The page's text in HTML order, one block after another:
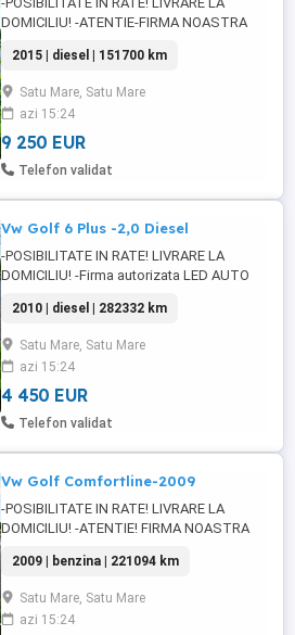
DOMICILIU! -ATENTIE-FIRMA NOASTRA
DE LA PERSOANE FIZICE DIN GERMANIA!
TOATE ANUNTURILE SUNT SALVATE CU
KILOMETRAJUL AFISAT SI DESCRIEREA
PROPRIETARULUI! -Firma autorizata LED
AUTO IMPORT srl va ofera spre vanzare:
Renaul Kadjar BOSE ...
2015 | diesel | 151700 km
Satu Mare, Satu Mare
azi 15:24
9 250 EUR
Telefon validat
Vw Golf 6 Plus -2,0 Diesel
-POSIBILITATE IN RATE! LIVRARE LA
DOMICILIU! -Firma autorizata LED AUTO
6 Plus Pret: 4450 Euro -Nu acceptam
schimburi! An fab 2009 dupa serie 2010
Motor 2,0 Diesel EURO 5 Cutie de viteze
manuala Km: 282332 Reali! Verificabili!
Carte service la zi! Carte TUV! Serie: ...
2010 | diesel | 282332 km
Satu Mare, Satu Mare
azi 15:24
4 450 EUR
Telefon validat
Vw Golf Comfortline-2009
-POSIBILITATE IN RATE! LIVRARE LA
DOMICILIU! -ATENTIE! FIRMA NOASTRA
DE LA PERSOANE FIZICE! TOATE
ANUNTURILE SUNT SALVATE CU
KILOMETRAJUL AFISAT SI DESCRIEREA
PROPRIETARULUI! -Firma autorizata LED
2009 | benzina | 221094 km
Satu Mare, Satu Mare
azi 15:24